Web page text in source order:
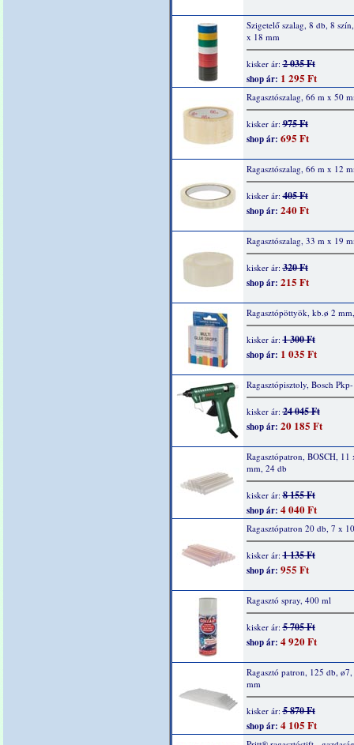
Szigetelő szalag, 8 db, 8
x 18 mm
kisker ár:2 035 Ft
shop ár: 1 295 Ft
Ragasztószalag, 66 m x 50
kisker ár:975 Ft
shop ár: 695 Ft
Ragasztószalag, 66 m x 12
kisker ár:405 Ft
shop ár: 240 Ft
Ragasztószalag, 33 m x 19
kisker ár:320 Ft
shop ár: 215 Ft
Ragasztópöttyök, kb.ø 2
kisker ár:1 300 Ft
shop ár: 1 035 Ft
Ragasztópisztoly, Bosch
kisker ár:24 045 Ft
shop ár: 20 185 Ft
Ragasztópatron, BOSCH, 11
mm, 24 db
kisker ár:8 155 Ft
shop ár: 4 040 Ft
Ragasztópatron 20 db, 7 x
kisker ár:1 135 Ft
shop ár: 955 Ft
Ragasztó spray, 400 ml
kisker ár:5 705 Ft
shop ár: 4 920 Ft
Ragasztó patron, 125 db,
mm
kisker ár:5 870 Ft
shop ár: 4 105 Ft